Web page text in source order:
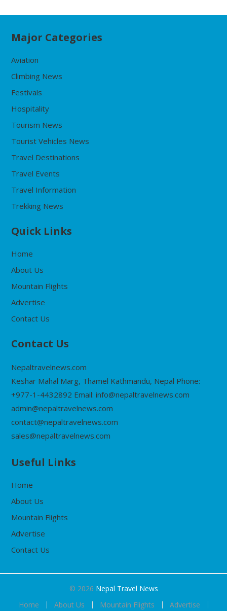
Major Categories
Aviation
Climbing News
Festivals
Hospitality
Tourism News
Tourist Vehicles News
Travel Destinations
Travel Events
Travel Information
Trekking News
Quick Links
Home
About Us
Mountain Flights
Advertise
Contact Us
Contact Us
Nepaltravelnews.com
Keshar Mahal Marg, Thamel Kathmandu, Nepal Phone:
+977-1-4432892 Email: info@nepaltravelnews.com
admin@nepaltravelnews.com
contact@nepaltravelnews.com
sales@nepaltravelnews.com
Useful Links
Home
About Us
Mountain Flights
Advertise
Contact Us
© 2026 Nepal Travel News
Home
About Us Mountain Flights Advertise